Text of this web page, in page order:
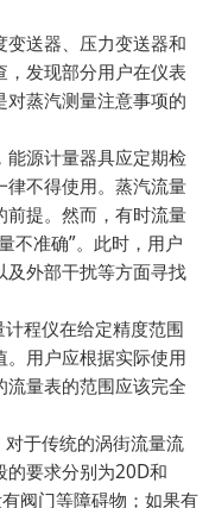
送器、压力变送器和
，发现部分用户在仪表
蒸汽测量注意事项的
源计量器具应定期检
律不得使用。蒸汽流量
前提。然而，有时流量
不准确”。此时，用户
及外部干扰等方面寻找
程仪在给定精度范围
用户应根据实际使用
量表的范围应该完全
于传统的涡街流量流
的要求分别为20D和
阀门等障碍物；如果有